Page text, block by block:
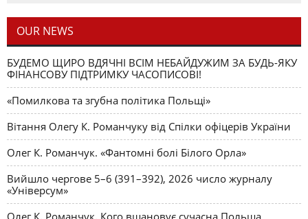
OUR NEWS
БУДЕМО ЩИРО ВДЯЧНІ ВСІМ НЕБАЙДУЖИМ ЗА БУДЬ-ЯКУ
ФІНАНСОВУ ПІДТРИМКУ ЧАСОПИСОВІ!
«Помилкова та згубна політика Польщі»
Вітання Олегу К. Романчуку від Спілки офіцерів України
Олег К. Романчук. «Фантомні болі Білого Орла»
Вийшло чергове 5–6 (391–392), 2026 число журналу
«Універсум»
Олег К. Романчук. Кого вшановує сучасна Польща